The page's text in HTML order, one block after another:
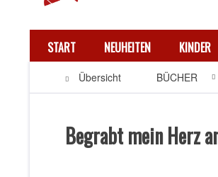
START NEUHEITEN KINDER
Übersicht BÜCHER
Begrabt mein Herz